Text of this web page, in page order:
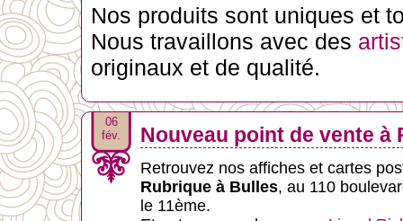
Nos produits sont uniques et
Nous travaillons avec des
originaux et de qualité.
06
fév.
Nouveau point de vente à
Retrouvez nos affiches et cartes
Rubrique à Bulles, au 110
le 11ème.